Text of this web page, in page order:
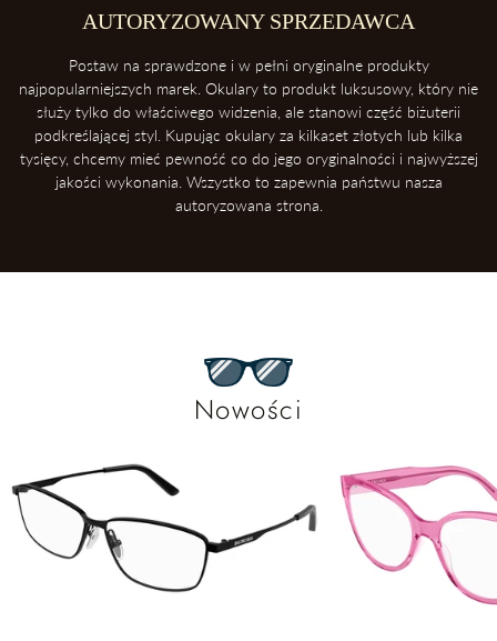
AUTORYZOWANY SPRZEDAWCA
Postaw na sprawdzone i w pełni oryginalne produkty
najpopularniejszych marek. Okulary to produkt luksusowy, który nie
służy tylko do właściwego widzenia, ale stanowi część biżuterii
podkreślającej styl. Kupując okulary za kilkaset złotych lub kilka
tysięcy, chcemy mieć pewność co do jego oryginalności i najwyższej
jakości wykonania. Wszystko to zapewnia państwu nasza
autoryzowana strona.
Nowości